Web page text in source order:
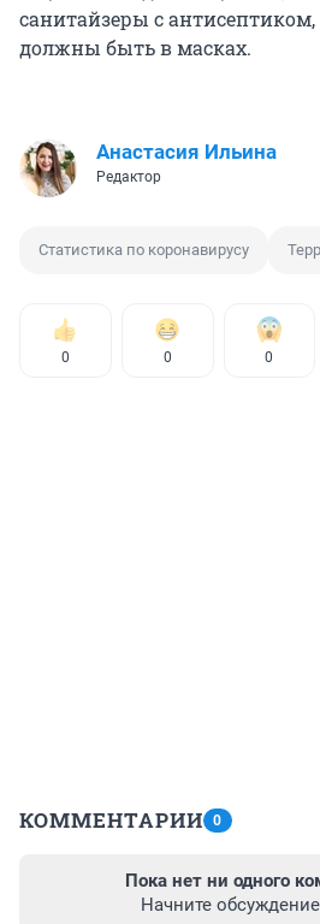
санитайзеры с
должны быть в масках.
Анастасия Ильина
Редактор
Статистика по коронавирусу
0 0 0
КОММЕНТАРИИ 0
Пока нет ни одного
Начните